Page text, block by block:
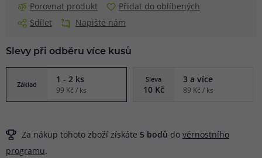
Porovnat produkt
Přidat do oblíbených
Sdílet
Napište nám
Slevy při odběru více kusů
Základ 1 - 2 ks
99 Kč / ks
Sleva
10 Kč
3 a více
89 Kč / ks
Za nákup tohoto zboží získáte 5 bodů do věrnostního
programu.